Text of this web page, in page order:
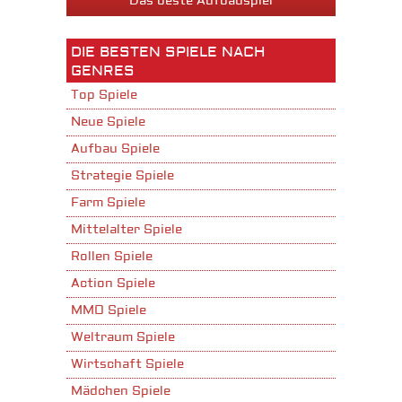
DIE BESTEN SPIELE NACH
GENRES
Top Spiele
Neue Spiele
Aufbau Spiele
Strategie Spiele
Farm Spiele
Mittelalter Spiele
Rollen Spiele
Action Spiele
MMO Spiele
Weltraum Spiele
Wirtschaft Spiele
Mädchen Spiele